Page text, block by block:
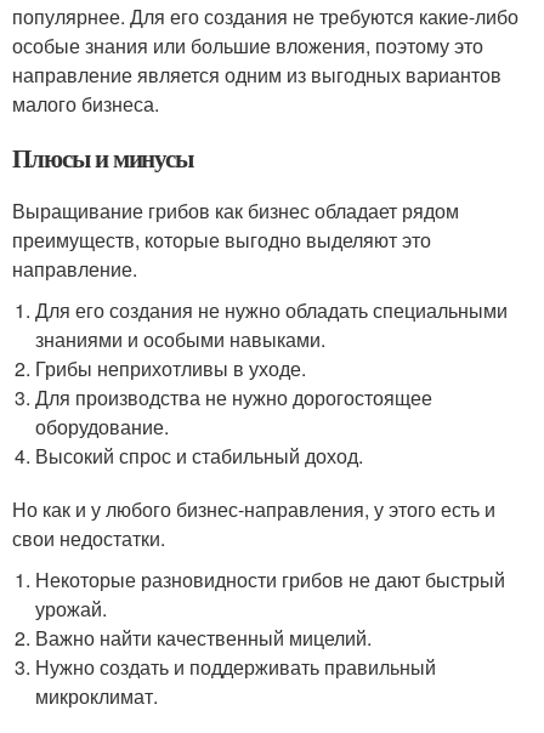
популярнее. Для его создания не требуются какие-либо
особые знания или большие вложения, поэтому это
направление является одним из выгодных вариантов
малого бизнеса.
Плюсы и минусы
Выращивание грибов как бизнес обладает рядом
преимуществ, которые выгодно выделяют это
направление.
Для его создания не нужно обладать специальными
знаниями и особыми навыками.
Грибы неприхотливы в уходе.
Для производства не нужно дорогостоящее
оборудование.
Высокий спрос и стабильный доход.
Но как и у любого бизнес-направления, у этого есть и
свои недостатки.
Некоторые разновидности грибов не дают быстрый
урожай.
Важно найти качественный мицелий.
Нужно создать и поддерживать правильный
микроклимат.